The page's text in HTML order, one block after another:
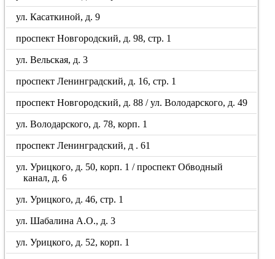
ул. Касаткиной, д. 9
проспект Новгородский, д. 98, стр. 1
ул. Вельская, д. 3
проспект Ленинградский, д. 16, стр. 1
проспект Новгородский, д. 88 / ул. Володарского, д. 49
ул. Володарского, д. 78, корп. 1
проспект Ленинградский, д . 61
ул. Урицкого, д. 50, корп. 1 / проспект Обводный
канал, д. 6
ул. Урицкого, д. 46, стр. 1
ул. Шабалина А.О., д. 3
ул. Урицкого, д. 52, корп. 1